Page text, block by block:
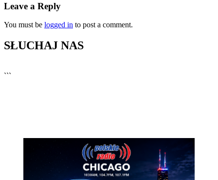
Leave a Reply
You must be logged in to post a comment.
SŁUCHAJ NAS
```